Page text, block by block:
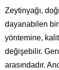
Zeytinyağı,
dayanabilen bir
yöntemine,
değişebilir.
arasındadır.